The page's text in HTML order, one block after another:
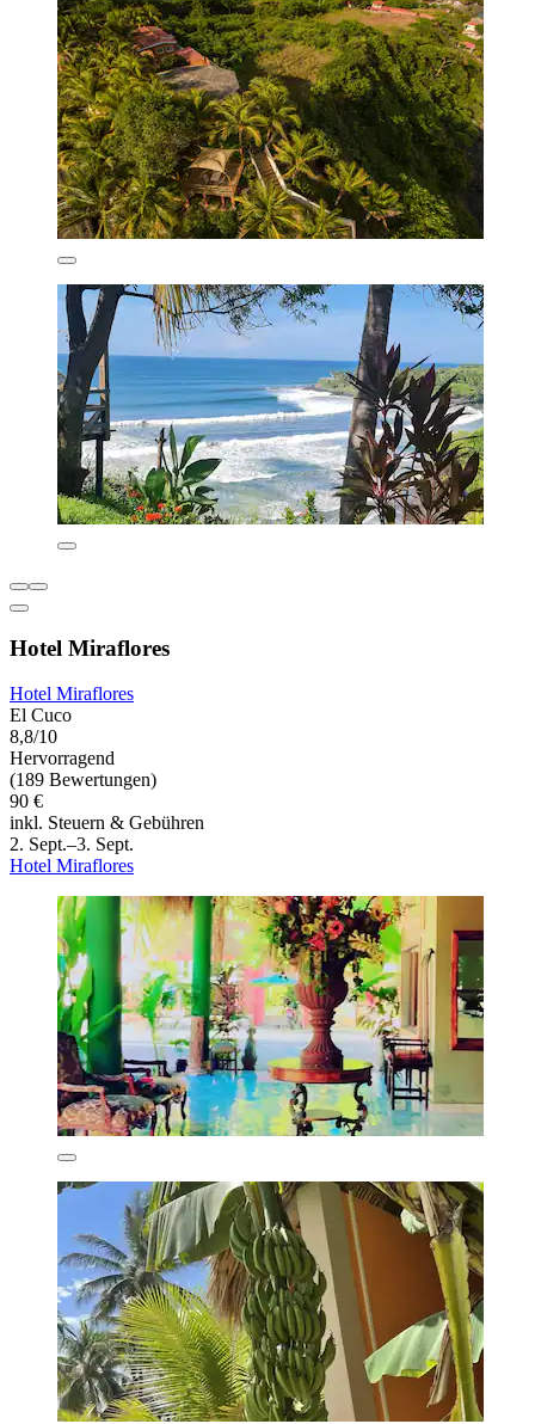
Hotel Miraflores
Hotel Miraflores
El Cuco
8,8/10
Hervorragend
(189 Bewertungen)
90 €
inkl. Steuern & Gebühren
2. Sept.–3. Sept.
Hotel Miraflores